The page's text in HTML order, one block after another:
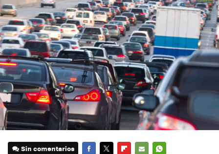
Sin comentarios